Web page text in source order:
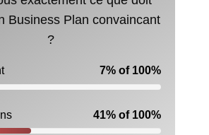
Business Plan convaincant
?
7% of 100%
41% of 100%